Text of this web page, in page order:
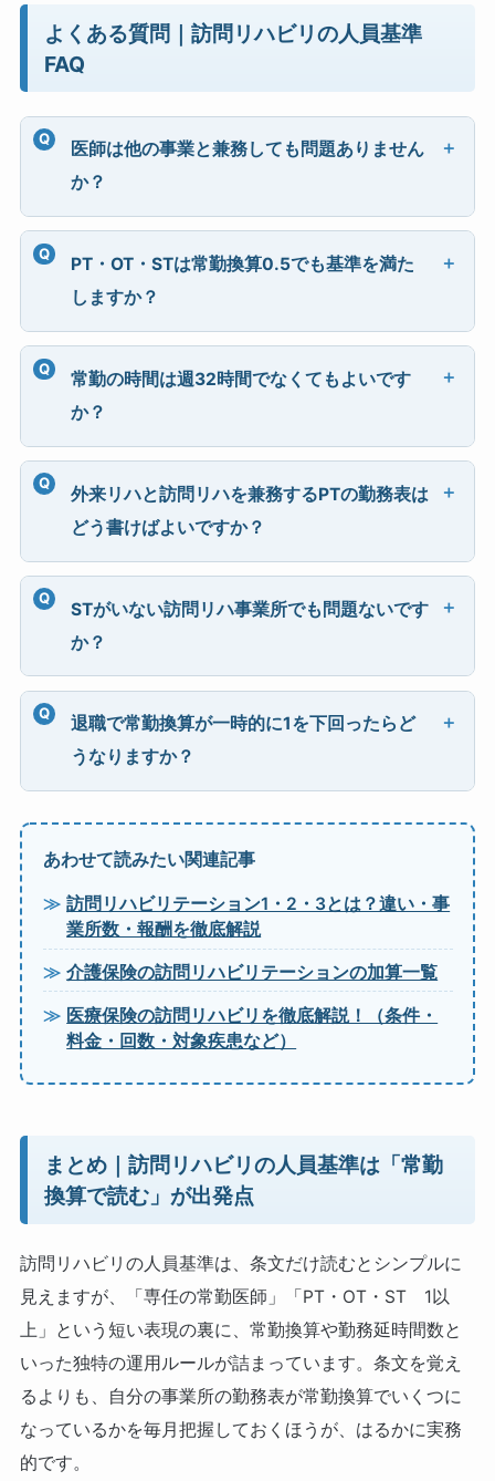
よくある質問｜訪問リハビリの人員基準
FAQ
医師は他の事業と兼務しても問題ありません
か？
PT・OT・STは常勤換算0.5でも基準を満た
しますか？
常勤の時間は週32時間でなくてもよいです
か？
外来リハと訪問リハを兼務するPTの勤務表は
どう書けばよいですか？
STがいない訪問リハ事業所でも問題ないです
か？
退職で常勤換算が一時的に1を下回ったらど
うなりますか？
あわせて読みたい関連記事
訪問リハビリテーション1・2・3とは？違い・事
業所数・報酬を徹底解説
介護保険の訪問リハビリテーションの加算一覧
医療保険の訪問リハビリを徹底解説！（条件・
料金・回数・対象疾患など）
まとめ｜訪問リハビリの人員基準は「常勤
換算で読む」が出発点
訪問リハビリの人員基準は、条文だけ読むとシンプルに
見えますが、「専任の常勤医師」「PT・OT・ST 1以
上」という短い表現の裏に、常勤換算や勤務延時間数と
いった独特の運用ルールが詰まっています。条文を覚え
るよりも、自分の事業所の勤務表が常勤換算でいくつに
なっているかを毎月把握しておくほうが、はるかに実務
的です。